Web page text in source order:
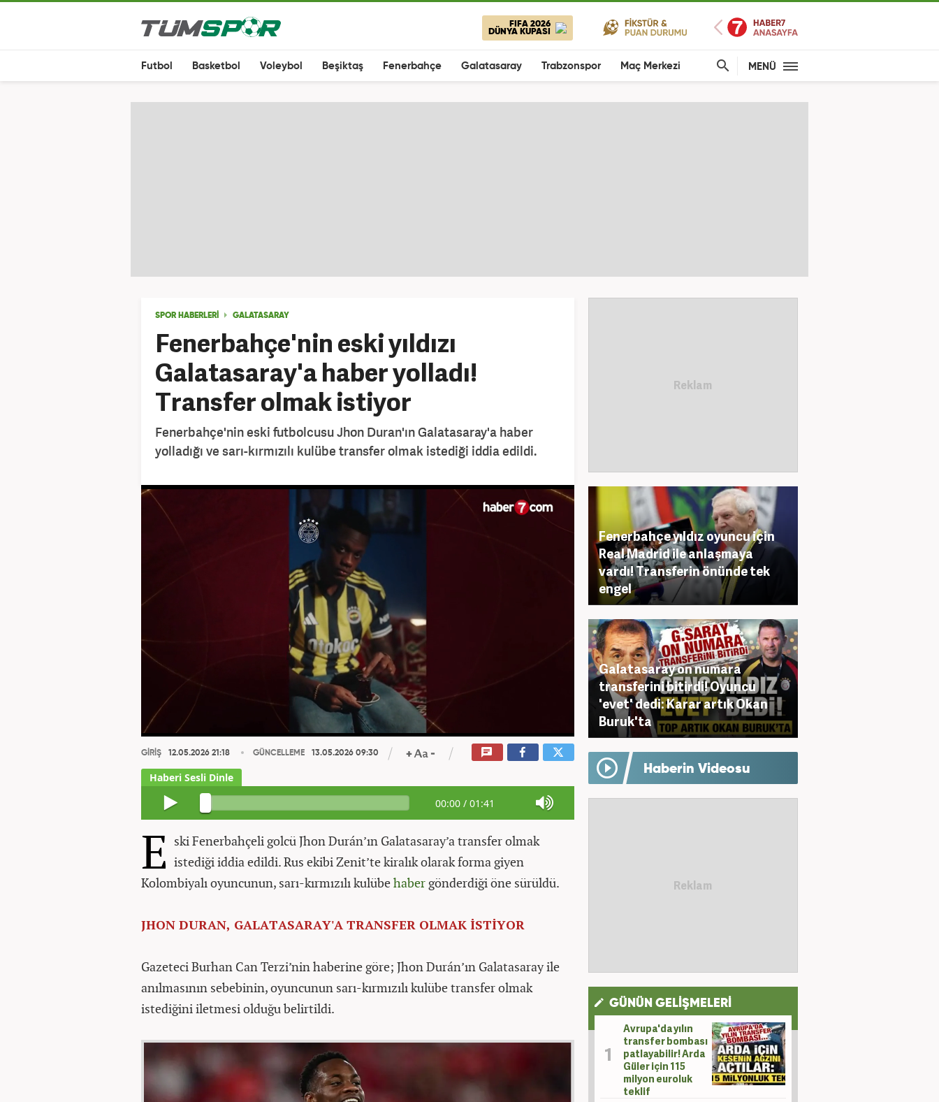
FIFA 2026
DÜNYA KUPASI
Futbol Basketbol Voleybol Beşiktaş Fenerbahçe Galatasaray Trabzonspor Maç Merkezi MENÜ
SPOR HABERLERİ GALATASARAY
Fenerbahçe'nin eski yıldızı
Galatasaray'a haber yolladı!
Transfer olmak istiyor
Fenerbahçe'nin eski futbolcusu Jhon Duran'ın Galatasaray'a haber
yolladığı ve sarı-kırmızılı kulübe transfer olmak istediği iddia edildi.
GİRİŞ 12.05.2026 21:18 GÜNCELLEME 13.05.2026 09:30
00:00 / 01:41
E ski Fenerbahçeli golcü Jhon Durán’ın Galatasaray’a transfer olmak
istediği iddia edildi. Rus ekibi Zenit’te kiralık olarak forma giyen
Kolombiyalı oyuncunun, sarı-kırmızılı kulübehaber gönderdiği öne sürüldü.
JHON DURAN, GALATASARAY'A TRANSFER OLMAK İSTİYOR
Gazeteci Burhan Can Terzi’nin haberine göre; Jhon Durán’ın Galatasaray ile
anılmasının sebebinin, oyuncunun sarı-kırmızılı kulübe transfer olmak
istediğini iletmesi olduğu belirtildi.
Fenerbahçe yıldız oyuncu için
Real Madrid ile anlaşmaya
vardı! Transferin önünde tek
engel
Galatasaray on numara
transferini bitirdi! Oyuncu
'evet' dedi: Karar artık Okan
Buruk'ta
Haberin Videosu
GÜNÜN GELİŞMELERİ
Avrupa'da yılın
transfer bombası
patlayabilir! Arda
Güler için 115
milyon euroluk
teklif